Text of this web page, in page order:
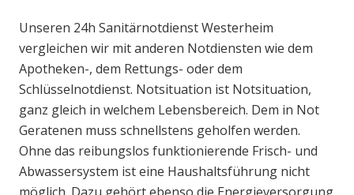
Unseren 24h Sanitärnotdienst Westerheim
vergleichen wir mit anderen Notdiensten wie dem
Apotheken-, dem Rettungs- oder dem
Schlüsselnotdienst. Notsituation ist Notsituation,
ganz gleich in welchem Lebensbereich. Dem in Not
Geratenen muss schnellstens geholfen werden.
Ohne das reibungslos funktionierende Frisch- und
Abwassersystem ist eine Haushaltsführung nicht